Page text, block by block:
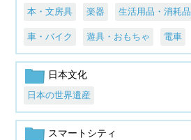
本・文房具 楽器 生活用品・消耗品
車・バイク 遊具・おもちゃ 電車
日本文化
日本の世界遺産
スマートシティ